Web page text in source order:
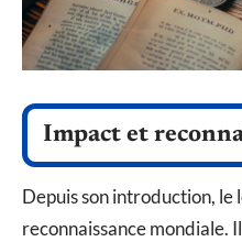
Impact et
Depuis son introduction, le
reconnaissance mondiale.